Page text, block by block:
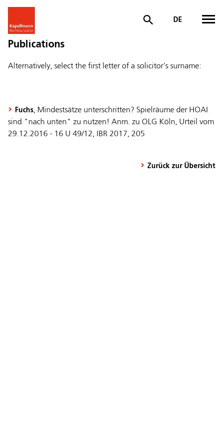
DE
Publications
Alternatively, select the first letter of a solicitor's surname:
Fuchs, Mindestsätze unterschritten? Spielräume der HOAI
sind "nach unten" zu nutzen! Anm. zu OLG Köln, Urteil vom
29.12.2016 - 16 U 49/12, IBR 2017, 205
Zurück zur Übersicht